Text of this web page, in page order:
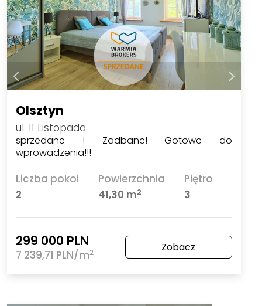
Olsztyn
ul. 11 Listopada
sprzedane ! Zadbane! Gotowe do
wprowadzenia!!!
Liczba pokoi
2
Powierzchnia
41,30 m2
Piętro
3
299 000 PLN
7 239,71 PLN/m2 Zobacz